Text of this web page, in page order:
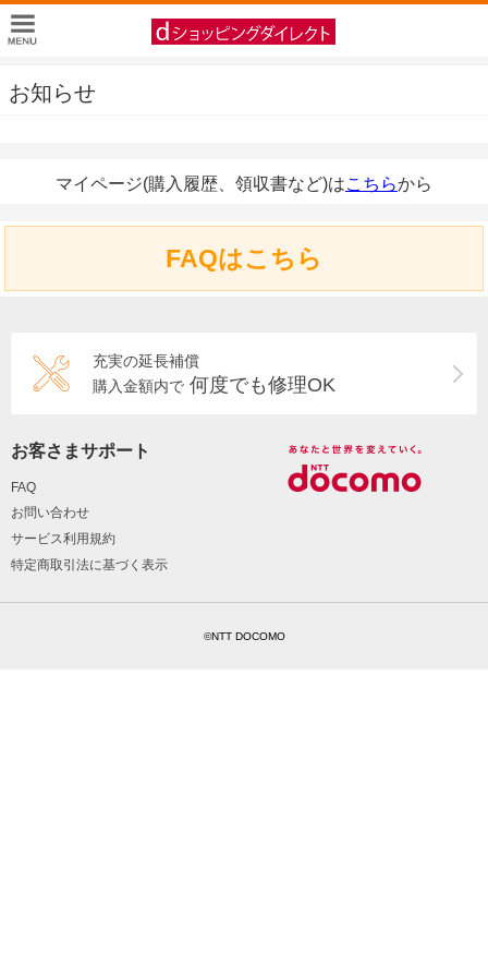
お知らせ
マイページ(購入履歴、領収書など)はこちらから
FAQはこちら
充実の延長補償
購入金額内で 何度でも修理OK
お客さまサポート
FAQ
お問い合わせ
サービス利用規約
特定商取引法に基づく表示
©NTT DOCOMO